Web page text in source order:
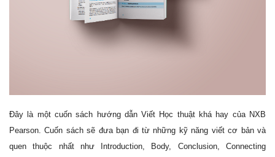
Đây là một cuốn sách hướng dẫn Viết Học thuật khá hay của NXB
Pearson. Cuốn sách sẽ đưa bạn đi từ những kỹ năng viết cơ bản và
quen thuộc nhất như Introduction, Body, Conclusion, Connecting